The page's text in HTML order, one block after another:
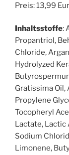
Preis: 13,99
Inhaltsstoffe:
Propantriol,
Chloride,
Hydrolyzed
Gratissima Oil,
Propylene
Tocopheryl
Lactate, Lactic
Sodium
Limonene,